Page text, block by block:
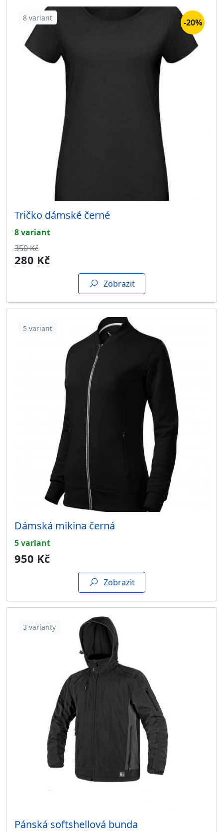
8 variant -20%
Tričko dámské černé
8 variant
350 Kč
280 Kč
Zobrazit
5 variant
Dámská mikina černá
5 variant
950 Kč
Zobrazit
3 varianty
Pánská softshellová bunda